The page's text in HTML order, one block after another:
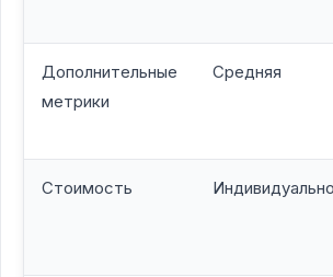
Дополнительные
метрики
Средняя
Стоимость Индивидуально